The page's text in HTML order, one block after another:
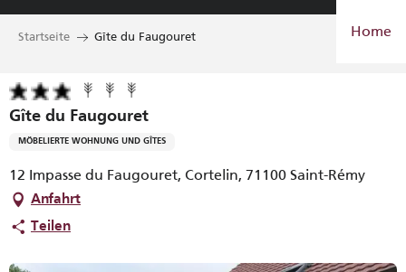
Aller
Home
Startseite Gîte du Faugouret
Gîte du Faugouret
MÖBELIERTE WOHNUNG UND GÎTES
12 Impasse du Faugouret, Cortelin, 71100 Saint-Rémy
Anfahrt
Teilen